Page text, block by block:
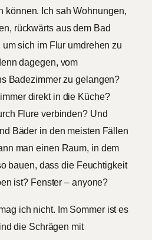
können. Ich sah Wohnungen,
rückwärts aus dem Bad
sich im Flur umdrehen zu
dagegen, vom
Badezimmer zu gelangen?
direkt in die Küche?
Flure verbinden? Und
Bäder in den meisten Fällen
man einen Raum, in dem
bauen, dass die Feuchtigkeit
ist? Fenster – anyone?
ich nicht. Im Sommer ist es
die Schrägen mit